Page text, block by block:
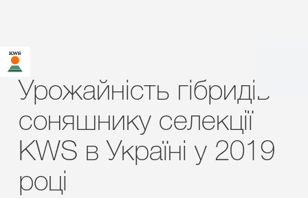
Урожайність гібридів
соняшнику селекції
KWS в Україні у 2019
році